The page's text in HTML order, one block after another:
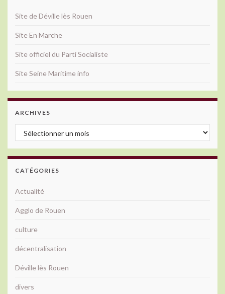
Site de Déville lès Rouen
Site En Marche
Site officiel du Parti Socialiste
Site Seine Maritime info
ARCHIVES
Archives
CATÉGORIES
Actualité
Agglo de Rouen
culture
décentralisation
Déville lès Rouen
divers